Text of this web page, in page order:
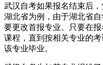
武汉自考如果报名结束后
湖北省为例，由于湖北省
要更改首报专业。只要在
课程，直到按相关专业的
该专业毕业。